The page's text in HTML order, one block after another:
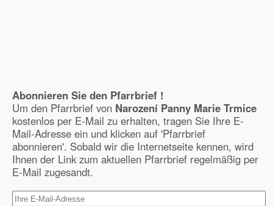
Abonnieren Sie den Pfarrbrief !
Um den Pfarrbrief von Narození Panny Marie Trmice
kostenlos per E-Mail zu erhalten, tragen Sie Ihre E-
Mail-Adresse ein und klicken auf 'Pfarrbrief
abonnieren'. Sobald wir die Internetseite kennen, wird
Ihnen der Link zum aktuellen Pfarrbrief regelmäßig per
E-Mail zugesandt.